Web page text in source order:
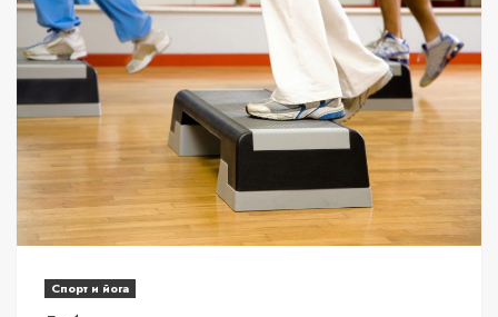
Спорт и йога